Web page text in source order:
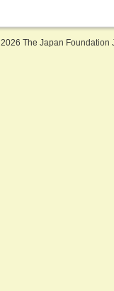
2026 The Japan Foundation